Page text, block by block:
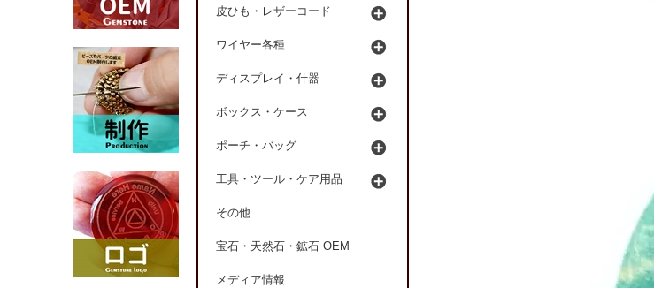
皮ひも・レザーコード
ワイヤー各種
ディスプレイ・什器
ボックス・ケース
ポーチ・バッグ
工具・ツール・ケア用品
その他
宝石・天然石・鉱石 OEM
メディア情報